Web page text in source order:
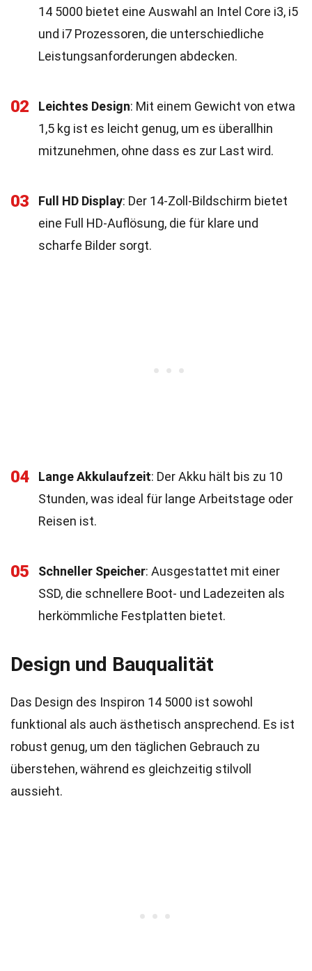
14 5000 bietet eine Auswahl an Intel Core i3, i5
und i7 Prozessoren, die unterschiedliche
Leistungsanforderungen abdecken.
02 Leichtes Design: Mit einem Gewicht von etwa
1,5 kg ist es leicht genug, um es überallhin
mitzunehmen, ohne dass es zur Last wird.
03 Full HD Display: Der 14-Zoll-Bildschirm bietet
eine Full HD-Auflösung, die für klare und
scharfe Bilder sorgt.
04 Lange Akkulaufzeit: Der Akku hält bis zu 10
Stunden, was ideal für lange Arbeitstage oder
Reisen ist.
05 Schneller Speicher: Ausgestattet mit einer
SSD, die schnellere Boot- und Ladezeiten als
herkömmliche Festplatten bietet.
Design und Bauqualität
Das Design des Inspiron 14 5000 ist sowohl
funktional als auch ästhetisch ansprechend. Es ist
robust genug, um den täglichen Gebrauch zu
überstehen, während es gleichzeitig stilvoll
aussieht.